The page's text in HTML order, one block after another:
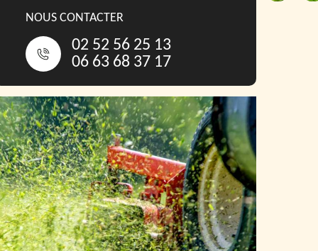
NOUS CONTACTER
02 52 56 25 13
06 63 68 37 17